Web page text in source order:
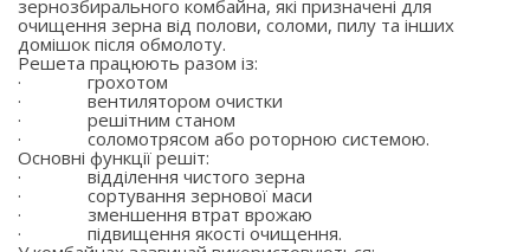
зернозбирального комбайна, які призначені для
очищення зерна від полови, соломи, пилу та інших
домішок після обмолоту.
Решета працюють разом із:
·
грохотом
·
вентилятором очистки
·
решітним станом
·
соломотрясом або роторною системою.
Основні функції решіт:
·
відділення чистого зерна
·
сортування зернової маси
·
зменшення втрат врожаю
·
підвищення якості очищення.